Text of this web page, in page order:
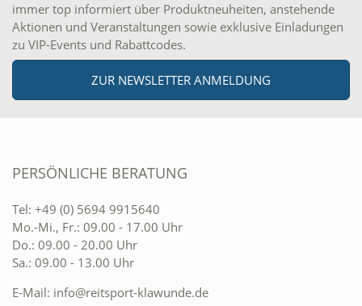
immer top informiert über Produktneuheiten, anstehende
Aktionen und Veranstaltungen sowie exklusive Einladungen
zu VIP-Events und Rabattcodes.
ZUR NEWSLETTER ANMELDUNG
PERSÖNLICHE BERATUNG
Tel: +49 (0) 5694 9915640
Mo.-Mi., Fr.: 09.00 - 17.00 Uhr
Do.: 09.00 - 20.00 Uhr
Sa.: 09.00 - 13.00 Uhr
E-Mail: info@reitsport-klawunde.de